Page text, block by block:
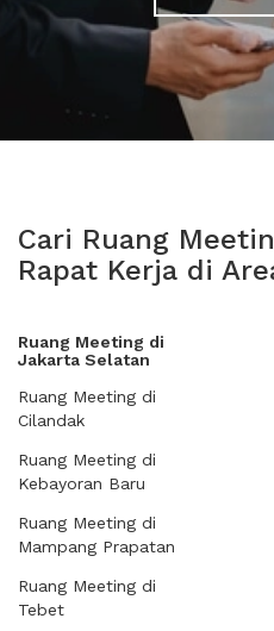
Cari Ruang
Rapat Kerja di
Ruang Meeting di
Jakarta Selatan
Ruang Meeting di
Cilandak
Ruang Meeting di
Kebayoran Baru
Ruang Meeting di
Mampang Prapatan
Ruang Meeting di
Tebet